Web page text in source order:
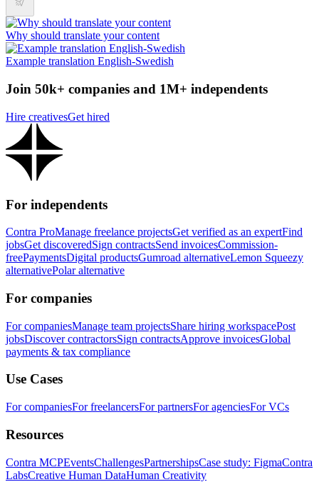
Why should translate your content
Example translation English-Swedish
Join 50k+ companies and 1M+ independents
Hire creativesGet hired
For independents
Contra ProManage freelance projectsGet verified as an expertFind
jobsGet discoveredSign contractsSend invoicesCommission-
freePaymentsDigital productsGumroad alternativeLemon Squeezy
alternativePolar alternative
For companies
For companiesManage team projectsShare hiring workspacePost
jobsDiscover contractorsSign contractsApprove invoicesGlobal
payments & tax compliance
Use Cases
For companiesFor freelancersFor partnersFor agenciesFor VCs
Resources
Contra MCPEventsChallengesPartnershipsCase study: FigmaContra
LabsCreative Human DataHuman Creativity